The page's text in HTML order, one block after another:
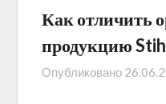
Как отличить
продукцию
Опубликовано